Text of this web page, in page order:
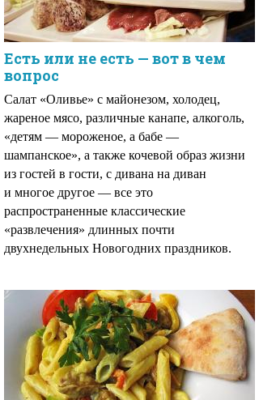
Есть или не есть — вот в чем
вопрос
Салат «Оливье» с майонезом, холодец,
жареное мясо, различные канапе, алкоголь,
«детям — мороженое, а бабе —
шампанское», а также кочевой образ жизни
из гостей в гости, с дивана на диван
и многое другое — все это
распространенные классические
«развлечения» длинных почти
двухнедельных Новогодних праздников.